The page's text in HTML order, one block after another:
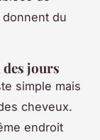
du
jours
simple mais
cheveux.
endroit